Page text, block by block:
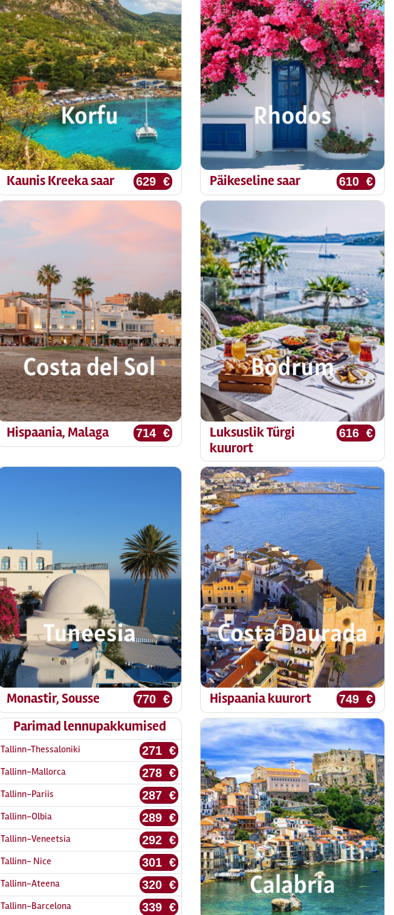
629 €
Kaunis Kreeka saar 610 €
Päikeseline saar
714 €
Hispaania, Malaga 616 €
Luksuslik Türgi
kuurort
770 €
Monastir, Sousse 749 €
Hispaania kuurort
Parimad lennupakkumised
Tallinn-Thessaloniki 271 €
Tallinn-Mallorca 278 €
Tallinn-Pariis 287 €
Tallinn-Olbia 289 €
Tallinn-Veneetsia 292 €
Tallinn- Nice 301 €
Tallinn-Ateena 320 €
Tallinn-Barcelona 339 €